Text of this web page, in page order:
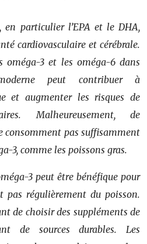
en particulier l’EPA et le DHA,
cardiovasculaire et cérébrale.
oméga-3 et les oméga-6 dans
peut contribuer à
et augmenter les risques de
Malheureusement, de
consomment pas suffisamment
3, comme les poissons gras.
3 peut être bénéfique pour
pas régulièrement du poisson.
de choisir des suppléments de
de sources durables. Les